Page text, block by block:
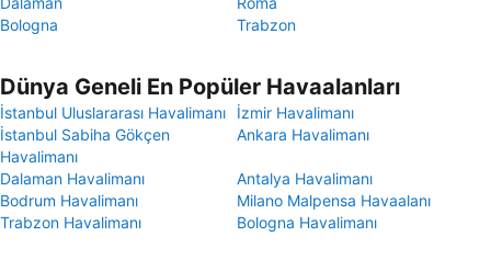
Bologna
Trabzon
Dünya Geneli En Popüler Havaalanları
İstanbul Uluslararası Havalimanı
İzmir Havalimanı
İstanbul Sabiha Gökçen
Havalimanı
Ankara Havalimanı
Dalaman Havalimanı
Antalya Havalimanı
Bodrum Havalimanı
Milano Malpensa Havaalanı
Trabzon Havalimanı
Bologna Havalimanı